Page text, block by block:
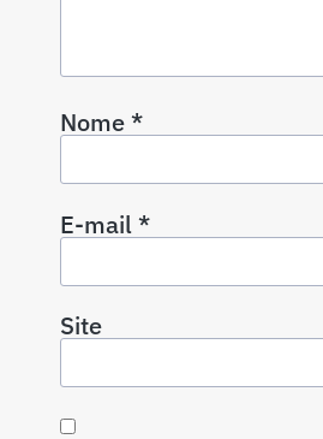
Nome*
E-mail*
Site